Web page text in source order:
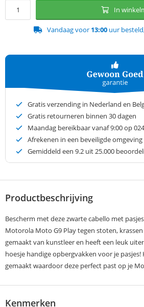
In
Vandaag voor 13:00 uur
Gratis verzending in Nederland en
Gratis retourneren binnen 30 dagen
Maandag bereikbaar vanaf 9:00 op
Afrekenen in een beveiligde omgeving
Gemiddeld een 9.2 uit 25.000
Productbeschrijving
Bescherm met deze zwarte cabello met
Motorola Moto G9 Play tegen stoten,
gemaakt van kunstleer en heeft een leuk
hoesje handige opbergvakken voor je
gemaakt waardoor deze perfect past op je
Kenmerken